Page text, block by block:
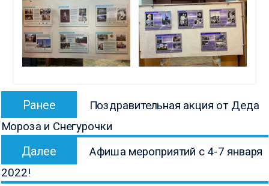
Навигация
записям
Ранее
запись:
Поздравительная акция от Деда
Мороза и Снегурочки
Далее
запись:
Афиша мероприятий с 4-7 января
2022!